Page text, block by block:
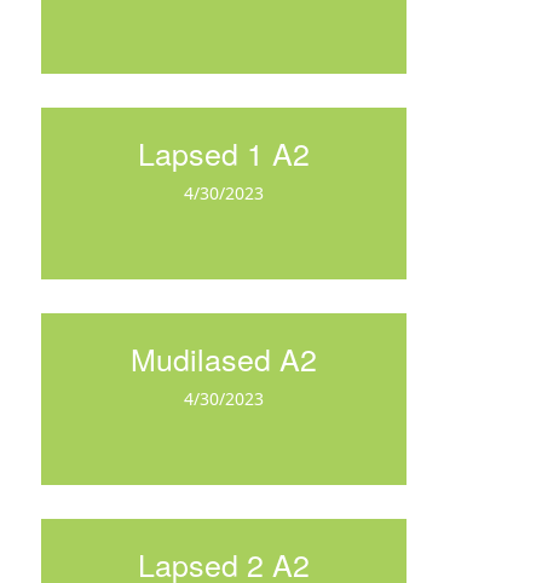
Lapsed 1 A2
4/30/2023
Mudilased A2
4/30/2023
Lapsed 2 A2